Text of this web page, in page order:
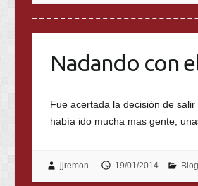
Nadando con
Fue acertada la decisión de
había ido mucha mas gente,
jjremon 19/01/2014 Blog